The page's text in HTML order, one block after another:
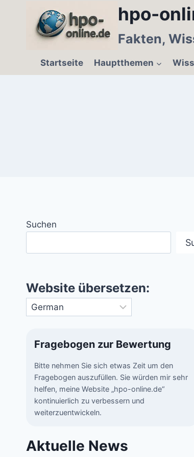
hpo-
Fakten,
Startseite Hauptthemen
Suchen
Website übersetzen:
Fragebogen zur Bewertung
Bitte nehmen Sie sich etwas Zeit um den
Fragebogen auszufüllen. Sie würden mir sehr
helfen, meine Website „hpo-online.de“
kontinuierlich zu verbessern und
weiterzuentwickeln.
Aktuelle News